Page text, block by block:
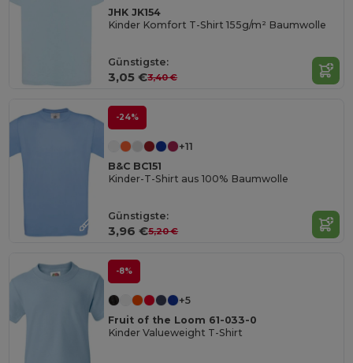
JHK JK154
Kinder Komfort T-Shirt 155g/m² Baumwolle
Günstigste:
3,05 €3,40 €
-24%
+11
B&C BC151
Kinder-T-Shirt aus 100% Baumwolle
Günstigste:
3,96 €5,20 €
-8%
+5
Fruit of the Loom 61-033-0
Kinder Valueweight T-Shirt